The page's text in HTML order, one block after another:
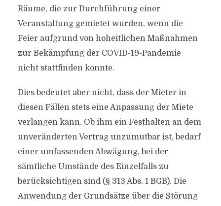
Räume, die zur Durchführung einer
Veranstaltung gemietet wurden, wenn die
Feier aufgrund von hoheitlichen Maßnahmen
zur Bekämpfung der COVID-19-Pandemie
nicht stattfinden konnte.
Dies bedeutet aber nicht, dass der Mieter in
diesen Fällen stets eine Anpassung der Miete
verlangen kann. Ob ihm ein Festhalten an dem
unveränderten Vertrag unzumutbar ist, bedarf
einer umfassenden Abwägung, bei der
sämtliche Umstände des Einzelfalls zu
berücksichtigen sind (§ 313 Abs. 1 BGB). Die
Anwendung der Grundsätze über die Störung